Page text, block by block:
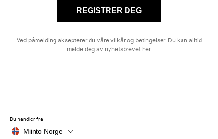
REGISTRER DEG
Ved påmelding aksepterer du våre vilkår og betingelser. Du kan alltid
melde deg av nyhetsbrevet her.
Du handler fra
Miinto Norge